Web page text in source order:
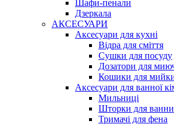
Шафи-пенали
Дзеркала
АКСЕСУАРИ
Аксесуари для кухні
Відра для сміття
Сушки для посуду
Дозатори для
Кошики для
Аксесуари для ванної
Мильниці
Шторки для ванни
Тримачі для фена